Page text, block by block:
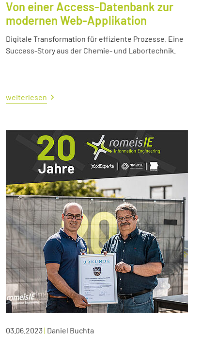
Von einer Access-Datenbank zur
modernen Web-Applikation
Digitale Transformation für effiziente Prozesse. Eine
Success-Story aus der Chemie- und Labortechnik.
weiterlesen
03.06.2023| Daniel Buchta